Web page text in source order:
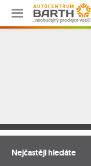
…neobyčejný prodejce vozů!
Nejčastěji hledáte